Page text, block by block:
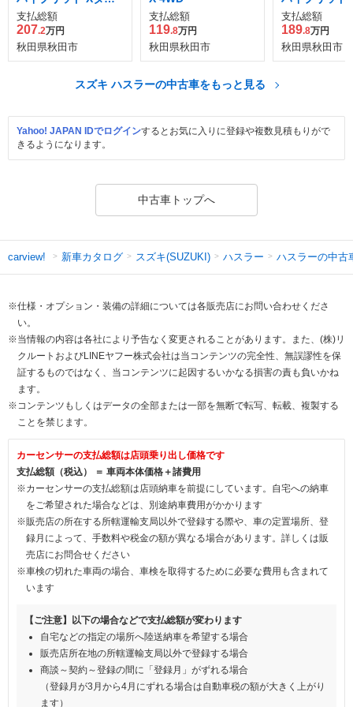
ボ 4WD
支払総額
207.2万円
秋田県秋田市
支払総額
119.8万円
秋田県秋田市
ボ 4WD
支払総額
189.8万円
秋田県秋田市
スズキ ハスラーの中古車をもっと見る
Yahoo! JAPAN IDでログインするとお気に入りに登録や複数見積もりがで
きるようになります。
中古車トップへ
carview! 新車カタログ スズキ(SUZUKI) ハスラー ハスラーの中古
※仕様・オプション・装備の詳細については各販売店にお問い合わせくださ
い。
※当情報の内容は各社により予告なく変更されることがあります。また、(株)リ
クルートおよびLINEヤフー株式会社は当コンテンツの完全性、無誤謬性を保
証するものではなく、当コンテンツに起因するいかなる損害の責も負いかね
ます。
※コンテンツもしくはデータの全部または一部を無断で転写、転載、複製する
ことを禁じます。
カーセンサーの支払総額は店頭乗り出し価格です
支払総額（税込） ＝ 車両本体価格＋諸費用
※カーセンサーの支払総額は店頭納車を前提にしています。自宅への納車
をご希望された場合などは、別途納車費用がかかります
※販売店の所在する所轄運輸支局以外で登録する際や、車の定置場所、登
録月によって、手数料や税金の額が異なる場合があります。詳しくは販
売店にお問合せください
※車検の切れた車両の場合、車検を取得するために必要な費用も含まれて
います
【ご注意】以下の場合などで支払総額が変わります
自宅などの指定の場所へ陸送納車を希望する場合
販売店所在地の所轄運輸支局以外で登録する場合
商談～契約～登録の間に「登録月」がずれる場合
（登録月が3月から4月にずれる場合は自動車税の額が大きく上がり
ます）